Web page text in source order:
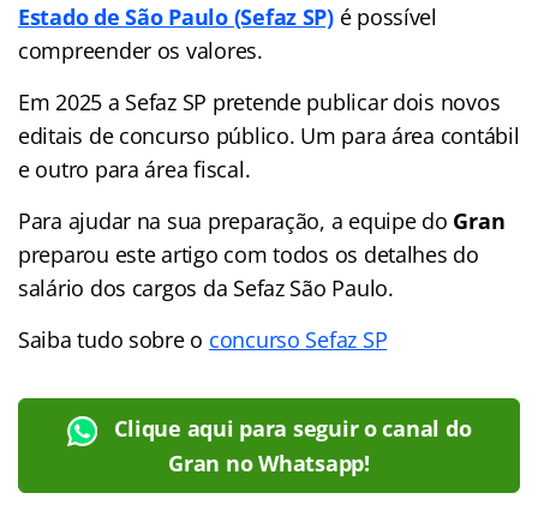
Estado de São Paulo (Sefaz SP)é possível
compreender os valores.
Em 2025 a Sefaz SP pretende publicar dois novos
editais de concurso público. Um para área contábil
e outro para área fiscal.
Para ajudar na sua preparação, a equipe do Gran
preparou este artigo com todos os detalhes do
salário dos cargos da Sefaz São Paulo.
Saiba tudo sobre o concurso Sefaz SP
Clique aqui para seguir o canal do
Gran no Whatsapp!